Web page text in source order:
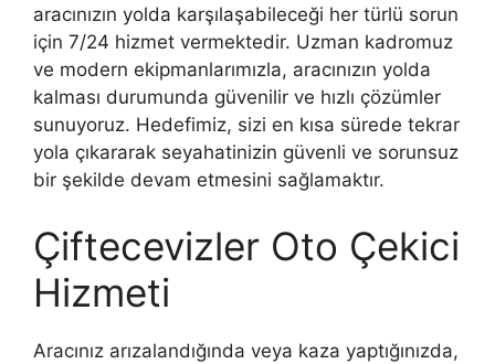
aracınızın yolda karşılaşabileceği her türlü sorun
için 7/24 hizmet vermektedir. Uzman kadromuz
ve modern ekipmanlarımızla, aracınızın yolda
kalması durumunda güvenilir ve hızlı çözümler
sunuyoruz. Hedefimiz, sizi en kısa sürede tekrar
yola çıkararak seyahatinizin güvenli ve sorunsuz
bir şekilde devam etmesini sağlamaktır.
Çiftecevizler Oto Çekici
Hizmeti
Aracınız arızalandığında veya kaza yaptığınızda,